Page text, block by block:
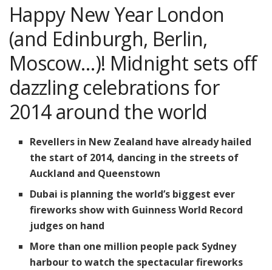
Happy New Year London
(and Edinburgh, Berlin,
Moscow…)! Midnight sets off
dazzling celebrations for
2014 around the world
Revellers in New Zealand have already hailed
the start of 2014, dancing in the streets of
Auckland and Queenstown
Dubai is planning the world’s biggest ever
fireworks show with Guinness World Record
judges on hand
More than one million people pack Sydney
harbour to watch the spectacular fireworks